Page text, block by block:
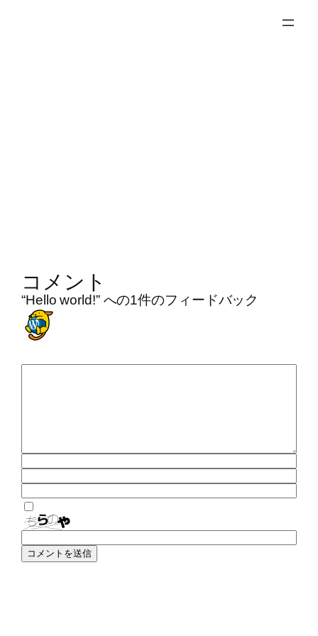
コメント
“Hello world!” への1件のフィードバック